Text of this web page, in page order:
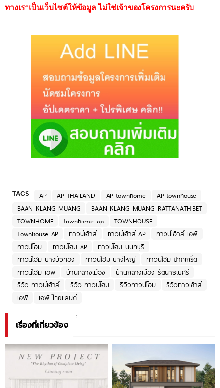
ทางเราเป็นเว็บไซต์ให้ข้อมูล ไม่ใช่เจ้าของโครงการนะครับ
TAGS AP AP THAILAND AP townhome
AP townhouse
BAAN KLANG MUANG
BAAN KLANG MUANG RATTANATHIBET
TOWNHOME
townhome ap
TOWNHOUSE
Townhouse AP
ทาวน์เฮ้าส์ ทาวน์เฮ้าส์ AP
ทาวน์เฮ้าส์ เอพี
ทาวน์โฮม
ทาวน์โฮม AP
ทาวน์โฮม นนทบุรี
ทาวน์โฮม บางบัวทอง
ทาวน์โฮม บางใหญ่
ทาวน์โฮม ปากเกร็ด
ทาวน์โฮม เอพี
บ้านกลางเมือง
บ้านกลางเมือง รัตนาธิเบศร์
รีวิว ทาวน์เฮ้าส์
รีวิว ทาวน์โฮม รีวิวทาวน์โฮม
รีวิวทาวเฮ้าส์
เอพี
เอพี ไทยแลนด์
เรื่องที่เกี่ยวข้อง